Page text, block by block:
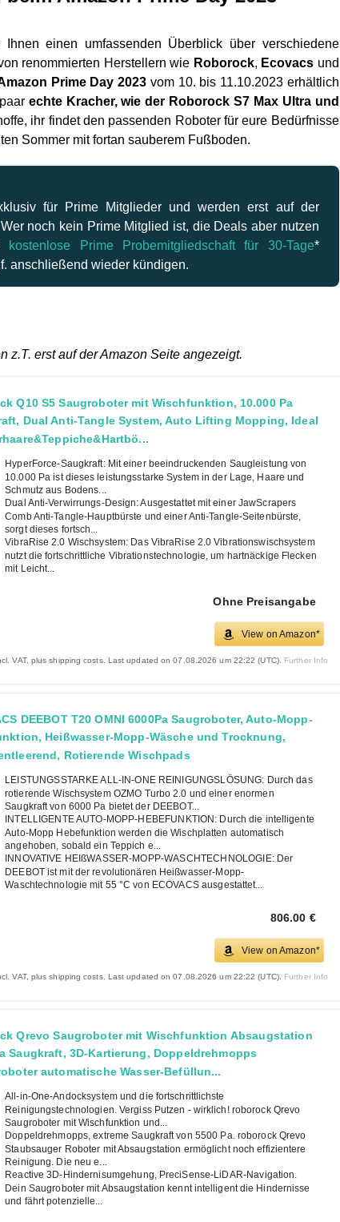
einen umfassenden Überblick über verschiedene
renommierten Herstellern wie Roborock, Ecovacs und
Prime Day 2023 vom 10. bis 11.10.2023 erhältlich
echte Kracher, wie der Roborock S7 Max Ultra und
ihr findet den passenden Roboter für eure Bedürfnisse
Sommer mit fortan sauberem Fußboden.
für Prime Mitglieder und werden erst auf der
noch kein Prime Mitglied ist, die Deals aber nutzen
kostenlose Prime Probemitgliedschaft für 30-Tage*
anschließend wieder kündigen.
z.T. erst auf der Amazon Seite angezeigt.
Q10 S5 Saugroboter mit Wischfunktion, 10.000 Pa
Dual Anti-Tangle System, Auto Lifting Mopping, Ideal
HyperForce-Saugkraft: Mit einer beeindruckenden Saugleistung von
10.000 Pa ist dieses leistungsstarke System in der Lage, Haare und
Schmutz aus Bodens...
Dual Anti-Verwirrungs-Design: Ausgestattet mit einer JawScrapers
Comb Anti-Tangle-Hauptbürste und einer Anti-Tangle-Seitenbürste,
sorgt dieses fortsch...
VibraRise 2.0 Wischsystem: Das VibraRise 2.0 Vibrationswischsystem
nutzt die fortschrittliche Vibrationstechnologie, um hartnäckige Flecken
mit Leicht...
Ohne Preisangabe
View on Amazon*
VAT, plus shipping costs. Last updated on 07.08.2026 um 22:22 (UTC). Further Info
DEEBOT T20 OMNI 6000Pa Saugroboter, Auto-Mopp-
Heißwasser-Mopp-Wäsche und Trocknung,
Rotierende Wischpads
LEISTUNGSSTARKE ALL-IN-ONE REINIGUNGSLÖSUNG: Durch das
rotierende Wischsystem OZMO Turbo 2.0 und einer enormen
Saugkraft von 6000 Pa bietet der DEEBOT...
INTELLIGENTE AUTO-MOPP-HEBEFUNKTION: Durch die intelligente
Auto-Mopp Hebefunktion werden die Wischplatten automatisch
angehoben, sobald ein Teppich e...
INNOVATIVE HEIßWASSER-MOPP-WASCHTECHNOLOGIE: Der
DEEBOT ist mit der revolutionären Heißwasser-Mopp-
Waschtechnologie mit 55 °C von ECOVACS ausgestattet...
806.00 €
View on Amazon*
VAT, plus shipping costs. Last updated on 07.08.2026 um 22:22 (UTC). Further Info
Qrevo Saugroboter mit Wischfunktion Absaugstation
Saugkraft, 3D-Kartierung, Doppeldrehmopps
automatische Wasser-Befüllun...
All-in-One-Andocksystem und die fortschrittlichste
Reinigungstechnologien. Vergiss Putzen - wirklich! roborock Qrevo
Saugroboter mit Wischfunktion und...
Doppeldrehmopps, extreme Saugkraft von 5500 Pa. roborock Qrevo
Staubsauger Roboter mit Absaugstation ermöglicht noch effizientere
Reinigung. Die neu e...
Reactive 3D-Hindernisumgehung, PreciSense-LiDAR-Navigation.
Dein Saugroboter mit Absaugstation kennt intelligent die Hindernisse
und fährt potenzielle...